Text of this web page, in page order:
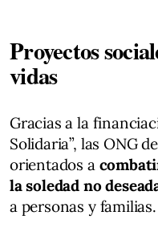
Proyectos
vidas
Gracias a la
Solidaria”, las ONG
orientados a
la soledad no
a personas y familias.